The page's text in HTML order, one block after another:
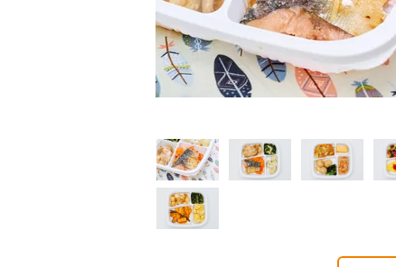
塩分制限食
426円(1食分/税込)
制限食
たんぱく調整食
426円(1食分/税込)